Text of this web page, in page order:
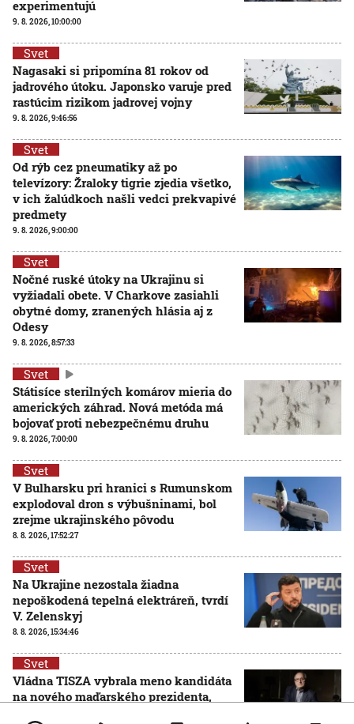
experimentujú
9. 8. 2026, 10:00:00
Svet
Nagasaki si pripomína 81 rokov od
jadrového útoku. Japonsko varuje pred
rastúcim rizikom jadrovej vojny
9. 8. 2026, 9:46:56
Svet
Od rýb cez pneumatiky až po
televízory: Žraloky tigrie zjedia všetko,
v ich žalúdkoch našli vedci prekvapivé
predmety
9. 8. 2026, 9:00:00
Svet
Nočné ruské útoky na Ukrajinu si
vyžiadali obete. V Charkove zasiahli
obytné domy, zranených hlásia aj z
Odesy
9. 8. 2026, 8:57:33
Svet
Státisíce sterilných komárov mieria do
amerických záhrad. Nová metóda má
bojovať proti nebezpečnému druhu
9. 8. 2026, 7:00:00
Svet
V Bulharsku pri hranici s Rumunskom
explodoval dron s výbušninami, bol
zrejme ukrajinského pôvodu
8. 8. 2026, 17:52:27
Svet
Na Ukrajine nezostala žiadna
nepoškodená tepelná elektráreň, tvrdí
V. Zelenskyj
8. 8. 2026, 15:34:46
Svet
Vládna TISZA vybrala meno kandidáta
na nového maďarského prezidenta,